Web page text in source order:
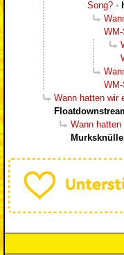
Song? -
Wann hatten wir
Wann